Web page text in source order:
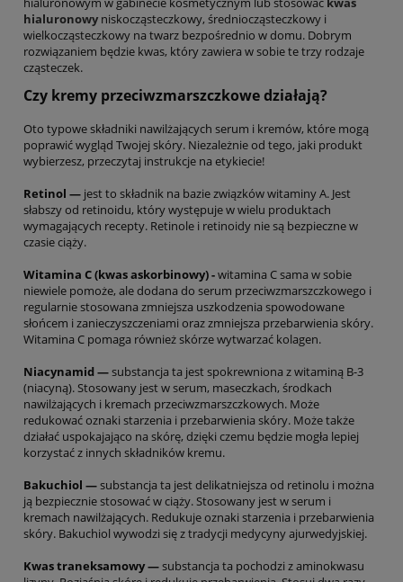
hialuronowy niskocząsteczkowy, średniocząsteczkowy i
wielkocząsteczkowy na twarz bezpośrednio w domu. Dobrym
rozwiązaniem będzie kwas, który zawiera w sobie te trzy rodzaje
cząsteczek.
Czy kremy przeciwzmarszczkowe działają?
Oto typowe składniki nawilżających serum i kremów, które mogą
poprawić wygląd Twojej skóry. Niezależnie od tego, jaki produkt
wybierzesz, przeczytaj instrukcje na etykiecie!
Retinol — jest to składnik na bazie związków witaminy A. Jest
słabszy od retinoidu, który występuje w wielu produktach
wymagających recepty. Retinole i retinoidy nie są bezpieczne w
czasie ciąży.
Witamina C (kwas askorbinowy) -witamina C sama w sobie
niewiele pomoże, ale dodana do serum przeciwzmarszczkowego i
regularnie stosowana zmniejsza uszkodzenia spowodowane
słońcem i zanieczyszczeniami oraz zmniejsza przebarwienia skóry.
Witamina C pomaga również skórze wytwarzać kolagen.
Niacynamid —substancja ta jest spokrewniona z witaminą B-3
(niacyną). Stosowany jest w serum, maseczkach, środkach
nawilżających i kremach przeciwzmarszczkowych. Może
redukować oznaki starzenia i przebarwienia skóry. Może także
działać uspokajająco na skórę, dzięki czemu będzie mogła lepiej
korzystać z innych składników kremu.
Bakuchiol —substancja ta jest delikatniejsza od retinolu i można
ją bezpiecznie stosować w ciąży. Stosowany jest w serum i
kremach nawilżających. Redukuje oznaki starzenia i przebarwienia
skóry. Bakuchiol wywodzi się z tradycji medycyny ajurwedyjskiej.
Kwas traneksamowy —substancja ta pochodzi z aminokwasu